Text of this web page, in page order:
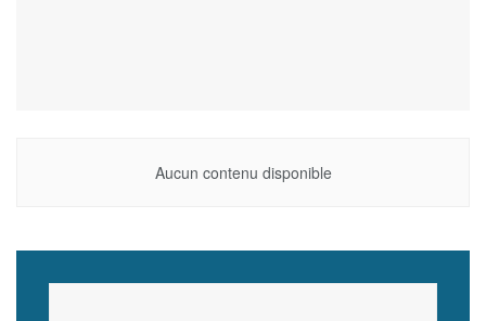
Aucun contenu disponible